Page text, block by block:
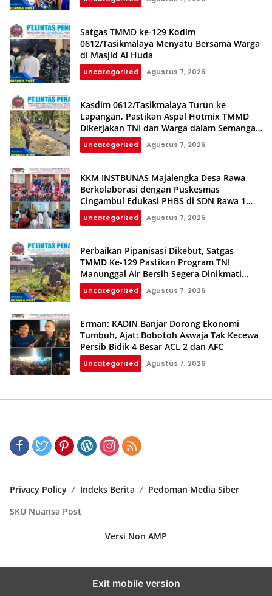
Satgas TMMD ke-129 Kodim
0612/Tasikmalaya Menyatu Bersama Warga
di Masjid Al Huda
Uncategorized Agustus 7, 2026
Kasdim 0612/Tasikmalaya Turun ke
Lapangan, Pastikan Aspal Hotmix TMMD
Dikerjakan TNI dan Warga dalam Semangat
Gotong Royong
Uncategorized Agustus 7, 2026
KKM INSTBUNAS Majalengka Desa Rawa
Berkolaborasi dengan Puskesmas
Cingambul Edukasi PHBS di SDN Rawa 1
dan SDN Rawa 3
Uncategorized Agustus 7, 2026
Perbaikan Pipanisasi Dikebut, Satgas
TMMD Ke-129 Pastikan Program TNI
Manunggal Air Bersih Segera Dinikmati
Warga Kampung Sesor
Uncategorized Agustus 7, 2026
Erman: KADIN Banjar Dorong Ekonomi
Tumbuh, Ajat: Bobotoh Aswaja Tak Kecewa
Persib Bidik 4 Besar ACL 2 dan AFC
Uncategorized Agustus 7, 2026
Privacy Policy Indeks Berita
Pedoman Media Siber
SKU Nuansa Post
Versi Non AMP
Exit mobile version